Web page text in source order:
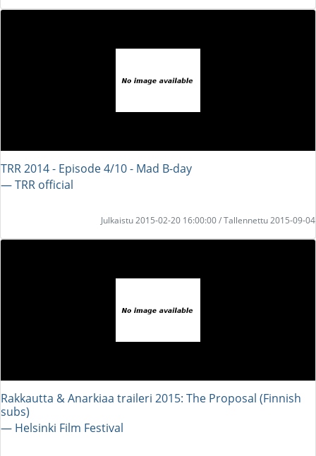
TRR 2014 - Episode 4/10 - Mad B-day
― TRR official
Julkaistu 2015-02-20 16:00:00 / Tallennettu 2015-09-04
Rakkautta & Anarkiaa traileri 2015: The Proposal (Finnish
subs)
― Helsinki Film Festival